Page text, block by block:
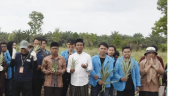
Semangat Khidmah di NU
Pasar Senggol Lewat Dana DAK Rp33 Miliar
Kota Pontianak